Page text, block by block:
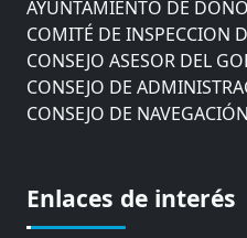
COMITÉ DE INSPECCION
CONSEJO ASESOR DEL
CONSEJO DE
CONSEJO DE
EXPOLOGÍSTICA
FEVATRANS (FEDERACIÓN
Enlaces de interés